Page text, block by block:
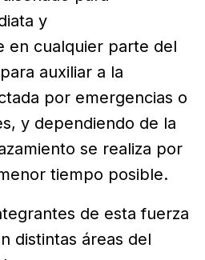
y
en cualquier parte del
auxiliar a la
por emergencias o
y dependiendo de la
se realiza por
tiempo posible.
de esta fuerza
distintas áreas del